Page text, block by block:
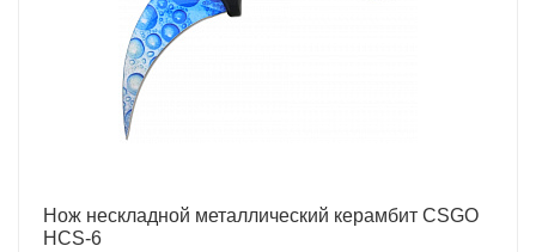
Нож нескладной металлический керамбит CSGO
HCS-6